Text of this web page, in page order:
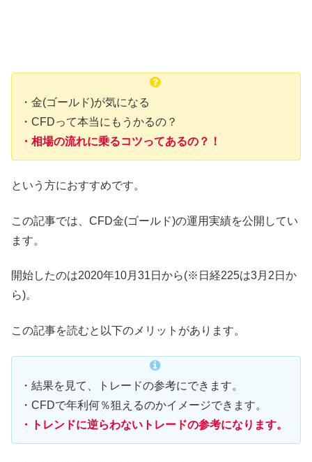
・金(ゴールド)が気になる
・CFDって本当にもうかるの？
・相場の流れに乗るコツってあるの？！
という方におすすめです。
この記事では、CFD金(ゴールド)の運用実績を公開してい
ます。
開始したのは2020年10月31日から(※日経225は3月2日か
ら)。
この記事を読むと以下のメリットがあります。
・結果を見て、トレードの参考にできます。
・CFDで年利何％狙えるのかイメージできます。
・トレンドに逆らわないトレードの参考になります。